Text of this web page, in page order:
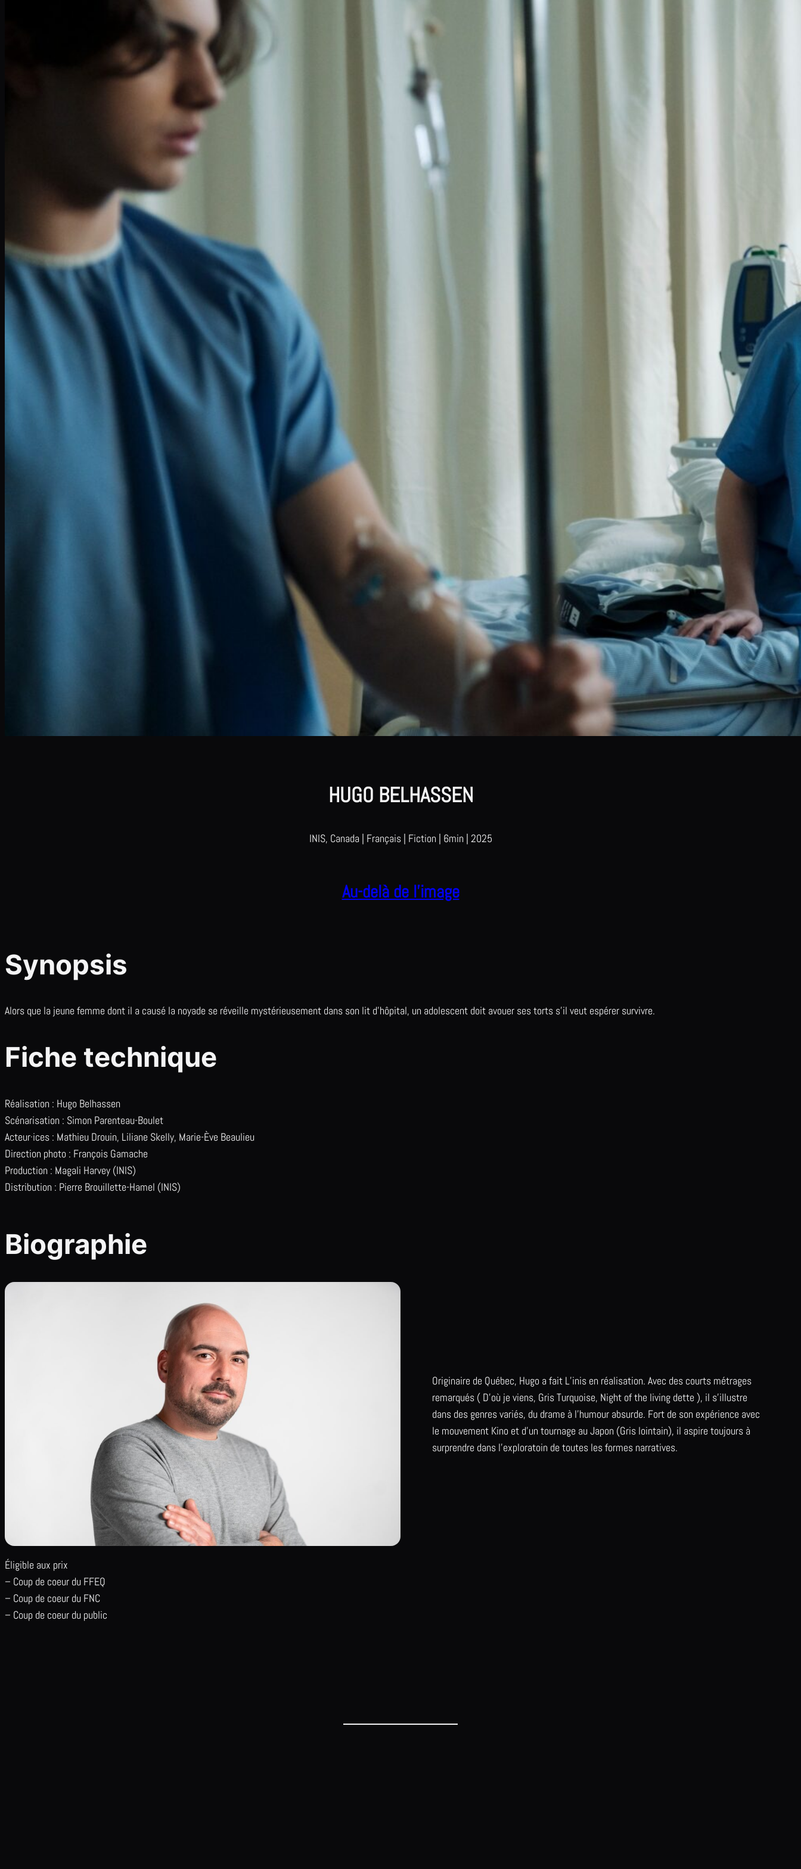
HUGO BELHASSEN
INIS, Canada | Français | Fiction | 6min | 2025
Au-delà de l’image
Synopsis
Alors que la jeune femme dont il a causé la noyade se réveille mystérieusement dans son lit d’hôpital, un adolescent doit avouer ses torts s’il veut espérer survivre.
Fiche technique
Réalisation : Hugo Belhassen
Scénarisation : Simon Parenteau-Boulet
Acteur·ices : Mathieu Drouin, Liliane Skelly, Marie-Ève Beaulieu
Direction photo : François Gamache
Production : Magali Harvey (INIS)
Distribution : Pierre Brouillette-Hamel (INIS)
Biographie
Originaire de Québec, Hugo a fait L’inis en réalisation. Avec des courts métrages
remarqués ( D’où je viens, Gris Turquoise, Night of the living dette ), il s’illustre
dans des genres variés, du drame à l’humour absurde. Fort de son expérience avec
le mouvement Kino et d’un tournage au Japon (Gris lointain), il aspire toujours à
surprendre dans l’exploratoin de toutes les formes narratives.
Éligible aux prix
– Coup de coeur du FFEQ
– Coup de coeur du FNC
– Coup de coeur du public